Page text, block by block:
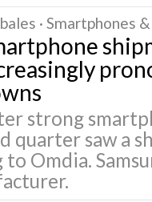
· Smartphones
strong
quarter saw a
Omdia.